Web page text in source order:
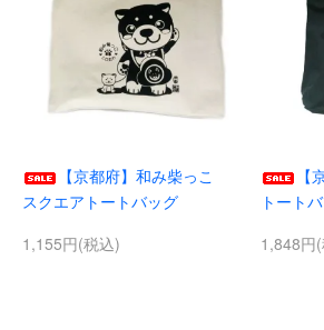
【京都府】和み柴っこ
スクエアトートバッグ
1,155円(税込)
【
トート
1,848円